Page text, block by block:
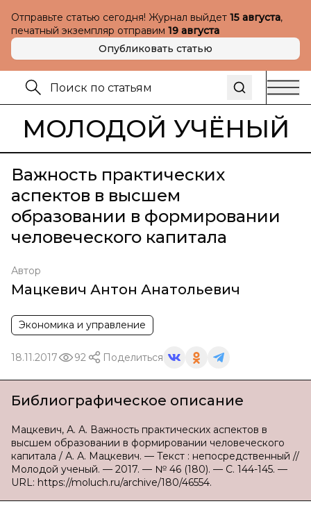
Отправьте статью сегодня! Журнал выйдет 15 августа,
печатный экземпляр отправим 19 августа
Опубликовать статью
МОЛОДОЙ УЧЁНЫЙ
Важность практических
аспектов в высшем
образовании в формировании
человеческого капитала
Автор
Мацкевич Антон Анатольевич
Экономика и управление
18.11.2017 92 Поделиться
Библиографическое описание
Мацкевич, А. А. Важность практических аспектов в
высшем образовании в формировании человеческого
капитала / А. А. Мацкевич. — Текст : непосредственный //
Молодой ученый. — 2017. — № 46 (180). — С. 144-145. —
URL: https://moluch.ru/archive/180/46554.